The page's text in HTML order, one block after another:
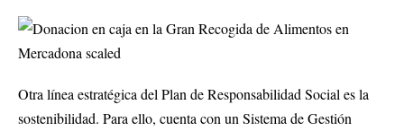
Otra línea estratégica del Plan de Responsabilidad Social es la
sostenibilidad. Para ello, cuenta con un Sistema de Gestión